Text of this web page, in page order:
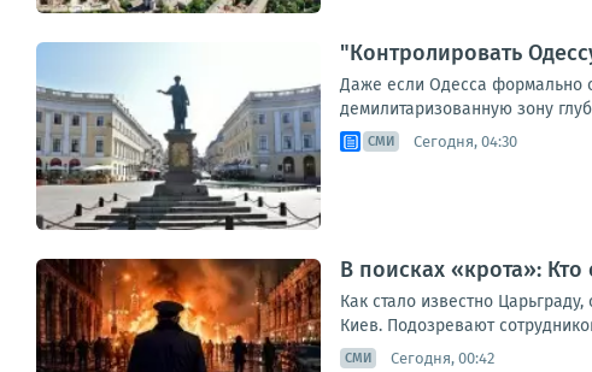
"Контролировать
Даже если Одесса формально
демилитаризованную зону
СМИ Сегодня, 04:30
В поисках «крота»:
Как стало известно
Киев. Подозревают
СМИ Сегодня, 00:42